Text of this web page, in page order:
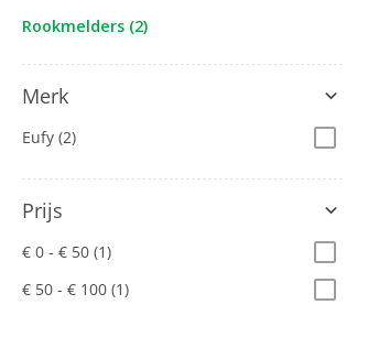
Rookmelders (2)
Merk
Eufy (2)
Prijs
€ 0 - € 50 (1)
€ 50 - € 100 (1)